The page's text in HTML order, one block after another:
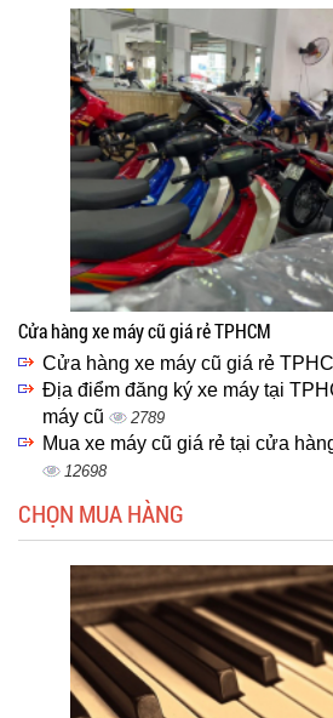
Cửa hàng xe máy cũ giá rẻ TPHCM
Cửa hàng xe máy cũ giá rẻ
Địa điểm đăng ký xe máy tại
máy cũ
2789
Mua xe máy cũ giá rẻ tại cửa
12698
CHỌN MUA HÀNG